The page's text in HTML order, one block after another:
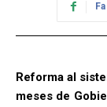
Reforma al
meses de